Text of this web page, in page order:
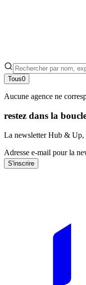
Tous0
Aucune agence ne
restez dans la
La newsletter Hub & Up,
Adresse e-mail pour la
S'inscrire